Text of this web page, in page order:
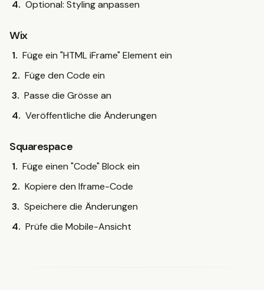
Optional: Styling anpassen
Wix
Füge ein "HTML iFrame" Element ein
Füge den Code ein
Passe die Grösse an
Veröffentliche die Änderungen
Squarespace
Füge einen "Code" Block ein
Kopiere den Iframe-Code
Speichere die Änderungen
Prüfe die Mobile-Ansicht